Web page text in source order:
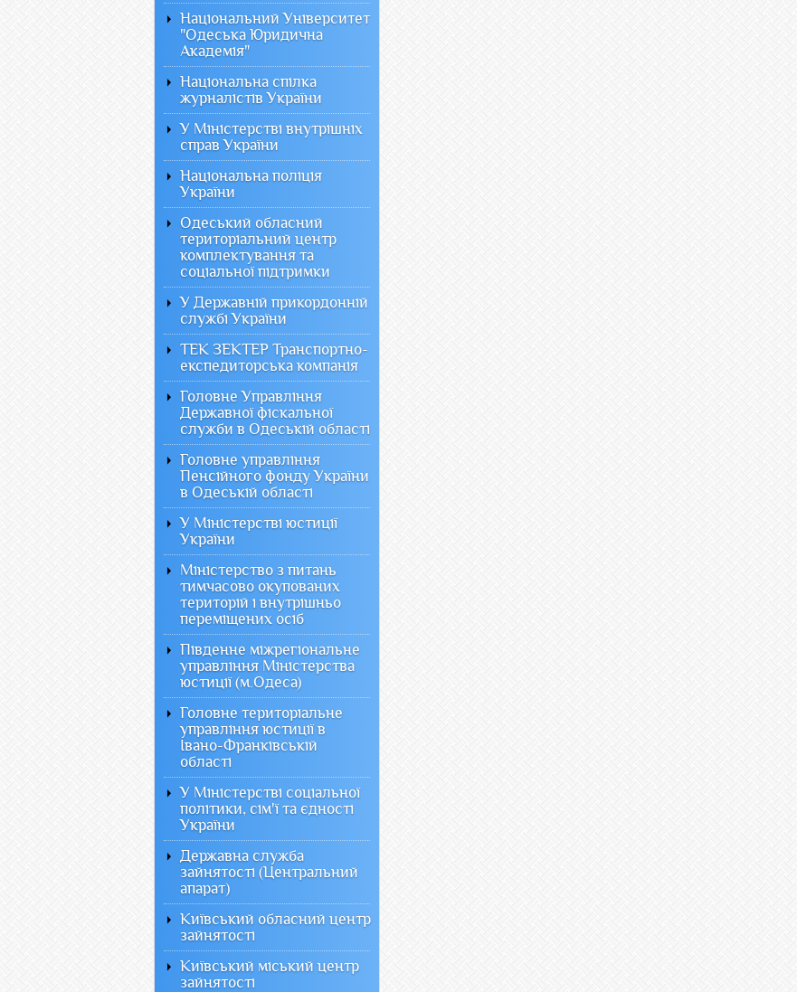
Національний Університет
"Одеська Юридична
Академія"
Національна спілка
журналістів України
У Міністерстві внутрішніх
справ України
Національна поліція
України
Одеський обласний
територіальний центр
комплектування та
соціальної підтримки
У Державній прикордонній
службі України
ТЕК ЗЕКТЕР Транспортно-
експедиторська компанія
Головне Управління
Державної фіскальної
служби в Одеській області
Головне управління
Пенсійного фонду України
в Одеській області
У Міністерстві юстиції
України
Міністерство з питань
тимчасово окупованих
територій і внутрішньо
переміщених осіб
Південне міжрегіональне
управління Міністерства
юстиції (м.Одеса)
Головне територіальне
управління юстиції в
Івано-Франківській
області
У Міністерстві соціальної
політики, сім'ї та єдності
України
Державна служба
зайнятості (Центральний
апарат)
Київський обласний центр
зайнятості
Київський міський центр
зайнятості